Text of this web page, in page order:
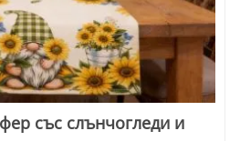
със слънчогледи и